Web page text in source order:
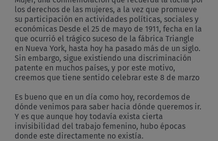
los derechos de las mujeres, a la vez que promueve
su participación en actividades políticas, sociales y
económicas Desde el 25 de mayo de 1911, fecha en la
que ocurrió el trágico suceso de la fábrica Triangle
en Nueva York, hasta hoy ha pasado más de un siglo.
Sin embargo, sigue existiendo una discriminación
patente en muchos países, y por este motivo,
creemos que tiene sentido celebrar este 8 de marzo
Es bueno que en un día como hoy, recordemos de
dónde venimos para saber hacia dónde queremos ir.
Y es que aunque hoy todavía exista cierta
invisibilidad del trabajo femenino, hubo épocas
donde este directamente no existía.